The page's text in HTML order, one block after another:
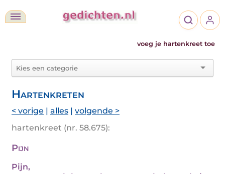
voeg je hartenkreet toe
Hartenkreten
< vorige | alles | volgende >
hartenkreet (nr. 58.675):
Pijn
Pijn,